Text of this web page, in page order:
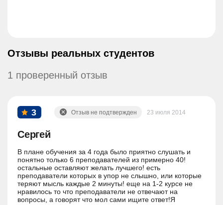
Отзывы реальных студентов
1 проверенный отзыв
3
Сергей
23 июля 2014
Отзыв не подтвержден
В плане обучения за 4 года было приятно слушать и
понятно только 6 преподавателей из примерно 40!
остальные оставляют желать лучшего! есть
преподаватели которых в упор не слышно, или которые
теряют мысль каждые 2 минуты! еще на 1-2 курсе не
нравилось то что преподаватели не отвечают на
вопросы, а говорят что мол сами ищите ответ!Я